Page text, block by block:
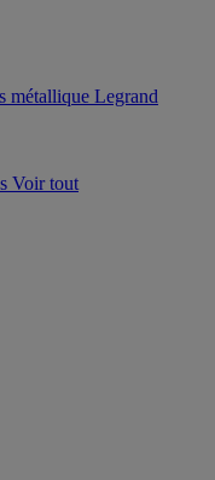
métallique Legrand
Voir tout